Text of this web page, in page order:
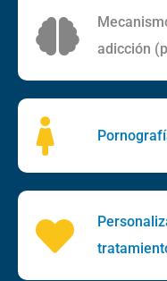
adicción